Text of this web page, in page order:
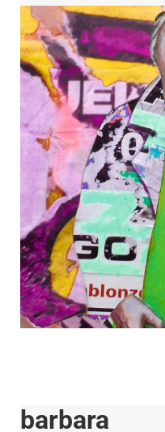
barbara